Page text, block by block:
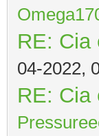
RE: Cia
04-2022,
RE: Cia